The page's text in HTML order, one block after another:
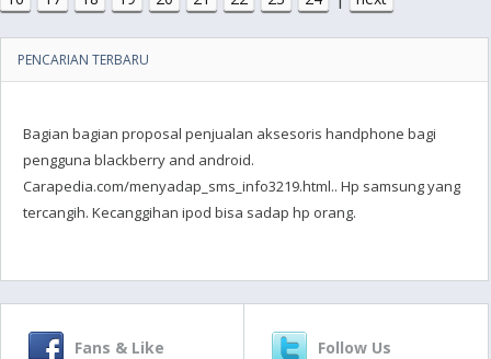
PENCARIAN TERBARU
Bagian bagian proposal penjualan aksesoris handphone bagi
pengguna blackberry and android.
Carapedia.com/menyadap_sms_info3219.html.. Hp samsung yang
tercangih. Kecanggihan ipod bisa sadap hp orang.
Fans & Like Follow Us